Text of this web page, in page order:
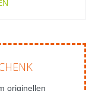
originellen